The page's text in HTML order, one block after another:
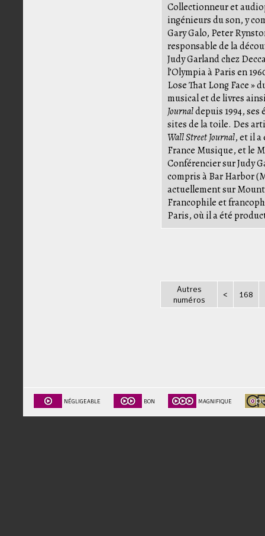
Collectionneur et
ingénieurs du son, y
Gary Galo, Peter
responsable de la
Judy Garland chez
l’Olympia à Paris en
Lose That Long Face »
musical et de livres
Journaldepuis 1994,
sites de la toile. Des
Wall Street Journal, et il
France Musique, et le
Conférencier sur Judy
compris à Bar Harbor
actuellement sur
Francophile et
Paris, où il a été
Autres
numéros
< 168
NÉGLIGEABLE BON MAGNIFIQUE